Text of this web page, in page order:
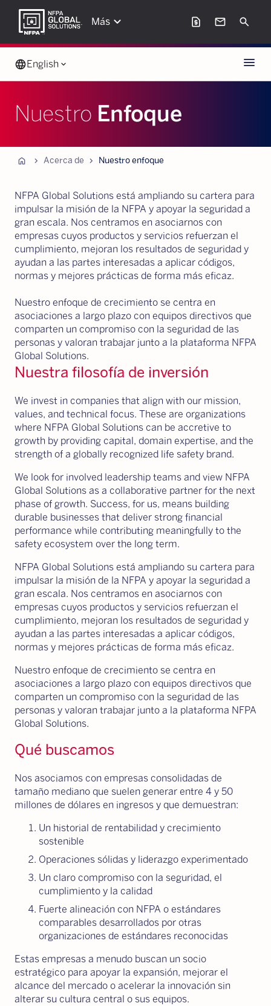
Más keyboard_arrow_down request_page mail Search
languageEnglish keyboard_arrow_down Menu
Nuestro Enfoque
Home chevron_forward Acerca de chevron_forward Nuestro enfoque
NFPA Global Solutions está ampliando su cartera para
impulsar la misión de la NFPA y apoyar la seguridad a
gran escala. Nos centramos en asociarnos con
empresas cuyos productos y servicios refuerzan el
cumplimiento, mejoran los resultados de seguridad y
ayudan a las partes interesadas a aplicar códigos,
normas y mejores prácticas de forma más eficaz.
Nuestro enfoque de crecimiento se centra en
asociaciones a largo plazo con equipos directivos que
comparten un compromiso con la seguridad de las
personas y valoran trabajar junto a la plataforma NFPA
Global Solutions.
Nuestra filosofía de inversión
We invest in companies that align with our mission,
values, and technical focus. These are organizations
where NFPA Global Solutions can be accretive to
growth by providing capital, domain expertise, and the
strength of a globally recognized life safety brand.
We look for involved leadership teams and view NFPA
Global Solutions as a collaborative partner for the next
phase of growth. Success, for us, means building
durable businesses that deliver strong financial
performance while contributing meaningfully to the
safety ecosystem over the long term.
NFPA Global Solutions está ampliando su cartera para
impulsar la misión de la NFPA y apoyar la seguridad a
gran escala. Nos centramos en asociarnos con
empresas cuyos productos y servicios refuerzan el
cumplimiento, mejoran los resultados de seguridad y
ayudan a las partes interesadas a aplicar códigos,
normas y mejores prácticas de forma más eficaz.
Nuestro enfoque de crecimiento se centra en
asociaciones a largo plazo con equipos directivos que
comparten un compromiso con la seguridad de las
personas y valoran trabajar junto a la plataforma NFPA
Global Solutions.
Qué buscamos
Nos asociamos con empresas consolidadas de
tamaño mediano que suelen generar entre 4 y 50
millones de dólares en ingresos y que demuestran:
Un historial de rentabilidad y crecimiento
sostenible
Operaciones sólidas y liderazgo experimentado
Un claro compromiso con la seguridad, el
cumplimiento y la calidad
Fuerte alineación con NFPA o estándares
comparables desarrollados por otras
organizaciones de estándares reconocidas
Estas empresas a menudo buscan un socio
estratégico para apoyar la expansión, mejorar el
alcance del mercado o acelerar la innovación sin
alterar su cultura central o sus equipos.